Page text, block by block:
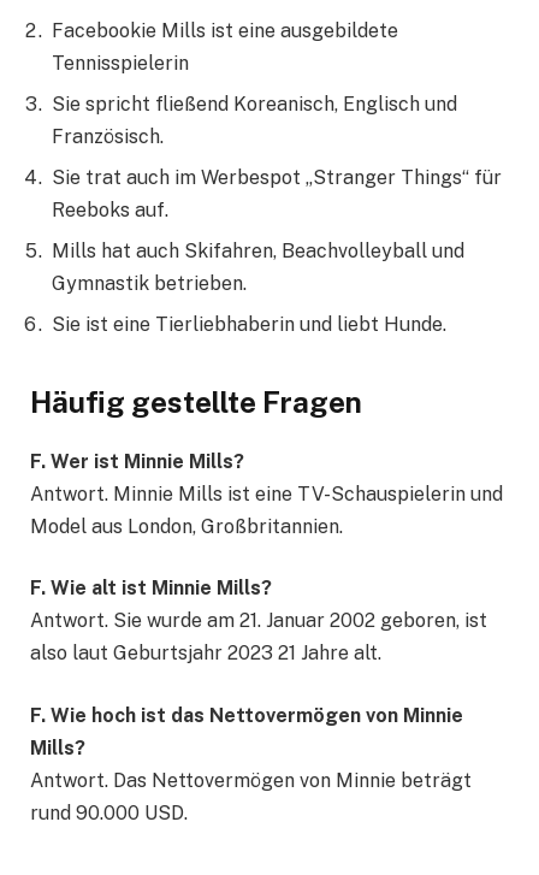
Facebookie Mills ist eine ausgebildete
Tennisspielerin
Sie spricht fließend Koreanisch, Englisch und
Französisch.
Sie trat auch im Werbespot „Stranger Things“ für
Reeboks auf.
Mills hat auch Skifahren, Beachvolleyball und
Gymnastik betrieben.
Sie ist eine Tierliebhaberin und liebt Hunde.
Häufig gestellte Fragen
F. Wer ist Minnie Mills?
Antwort. Minnie Mills ist eine TV-Schauspielerin und
Model aus London, Großbritannien.
F. Wie alt ist Minnie Mills?
Antwort. Sie wurde am 21. Januar 2002 geboren, ist
also laut Geburtsjahr 2023 21 Jahre alt.
F. Wie hoch ist das Nettovermögen von Minnie
Mills?
Antwort. Das Nettovermögen von Minnie beträgt
rund 90.000 USD.